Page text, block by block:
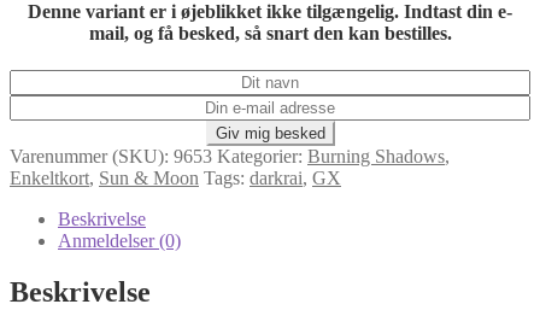
Denne variant er i øjeblikket ikke tilgængelig. Indtast din e-
mail, og få besked, så snart den kan bestilles.
Varenummer (SKU): 9653 Kategorier: Burning Shadows,
Enkeltkort, Sun & Moon Tags: darkrai, GX
Beskrivelse
Anmeldelser (0)
Beskrivelse